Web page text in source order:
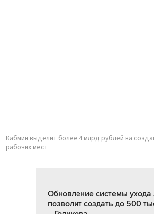
Кабмин выделит более 4 млрд рублей на
рабочих мест
Обновление системы
позволит создать до 500